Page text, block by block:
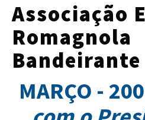
Associação
Romagnola
Bandeirante
MARÇO -